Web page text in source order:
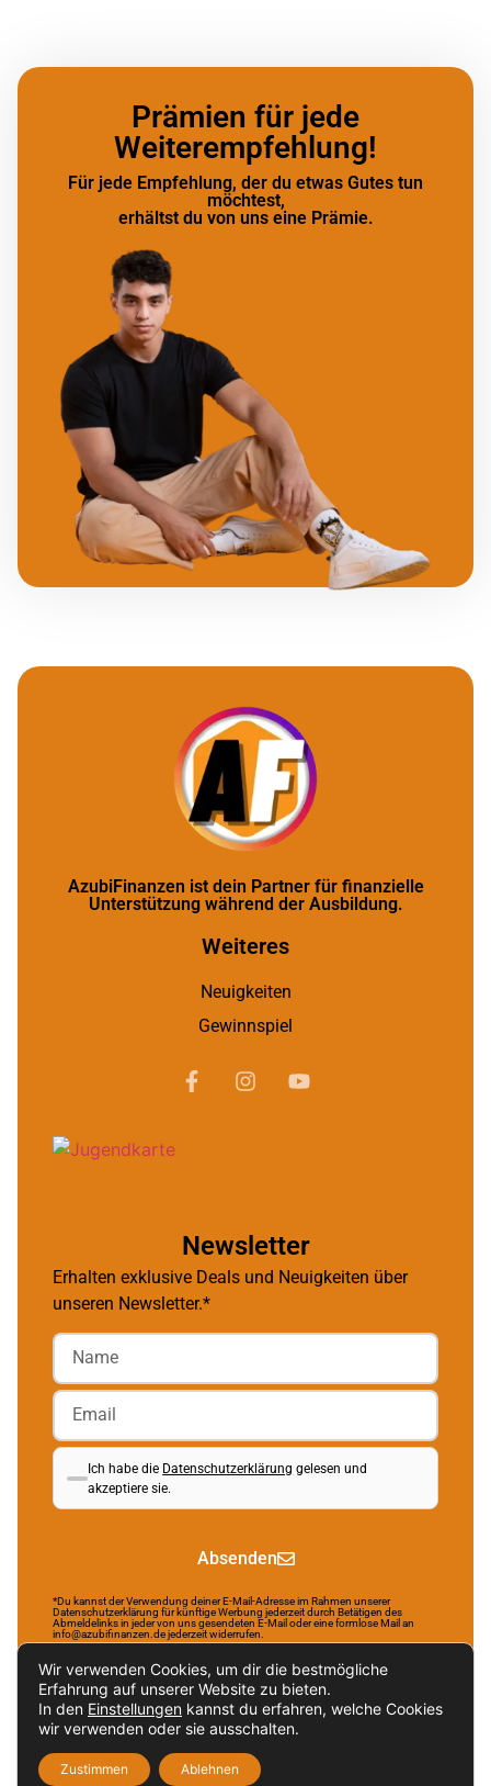
Prämien für jede
Weiterempfehlung!
Für jede Empfehlung, der du etwas Gutes tun
möchtest,
erhältst du von uns eine Prämie.
AzubiFinanzen ist dein Partner für finanzielle
Unterstützung während der Ausbildung.
Weiteres
Neuigkeiten
Gewinnspiel
Newsletter
Erhalten exklusive Deals und Neuigkeiten über
unseren Newsletter.*
Ich habe die Datenschutzerklärung gelesen und
akzeptiere sie.
Absenden
*Du kannst der Verwendung deiner E-Mail-Adresse im Rahmen unserer
Datenschutzerklärung für künftige Werbung jederzeit durch Betätigen des
Abmeldelinks in jeder von uns gesendeten E-Mail oder eine formlose Mail an
info@azubifinanzen.de jederzeit widerrufen.
Brought to life by NR Webservices.
ImpressumDatenschutzerklärung
Nachhaltigkeitsverordnung
Wir verwenden Cookies, um dir die bestmögliche
Erfahrung auf unserer Website zu bieten.
In den Einstellungen kannst du erfahren, welche Cookies
wir verwenden oder sie ausschalten.
Zustimmen Ablehnen